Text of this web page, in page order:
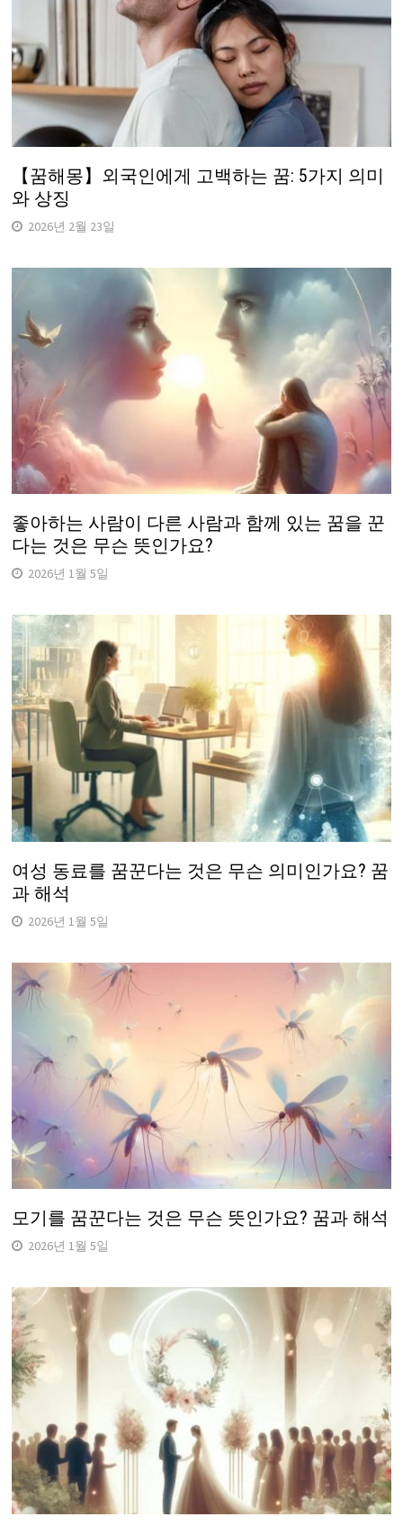
【꿈해몽】외국인에게 고백하는 꿈: 5가지 의미
와 상징
2026년 2월 23일
좋아하는 사람이 다른 사람과 함께 있는 꿈을 꾼
다는 것은 무슨 뜻인가요?
2026년 1월 5일
여성 동료를 꿈꾼다는 것은 무슨 의미인가요? 꿈
과 해석
2026년 1월 5일
모기를 꿈꾼다는 것은 무슨 뜻인가요? 꿈과 해석
2026년 1월 5일